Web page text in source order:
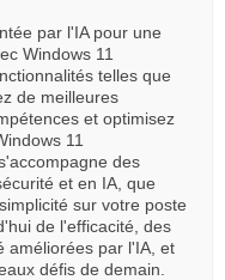
par l'IA pour une
Windows 11
telles que
de meilleures
et optimisez
11
des
et en IA, que
sur votre poste
de l'efficacité, des
améliorées par l'IA, et
défis de demain.